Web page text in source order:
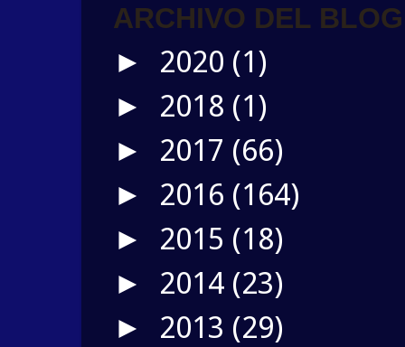
ARCHIVO DEL BLOG
► 2020 (1)
► 2018 (1)
► 2017 (66)
► 2016 (164)
► 2015 (18)
► 2014 (23)
► 2013 (29)